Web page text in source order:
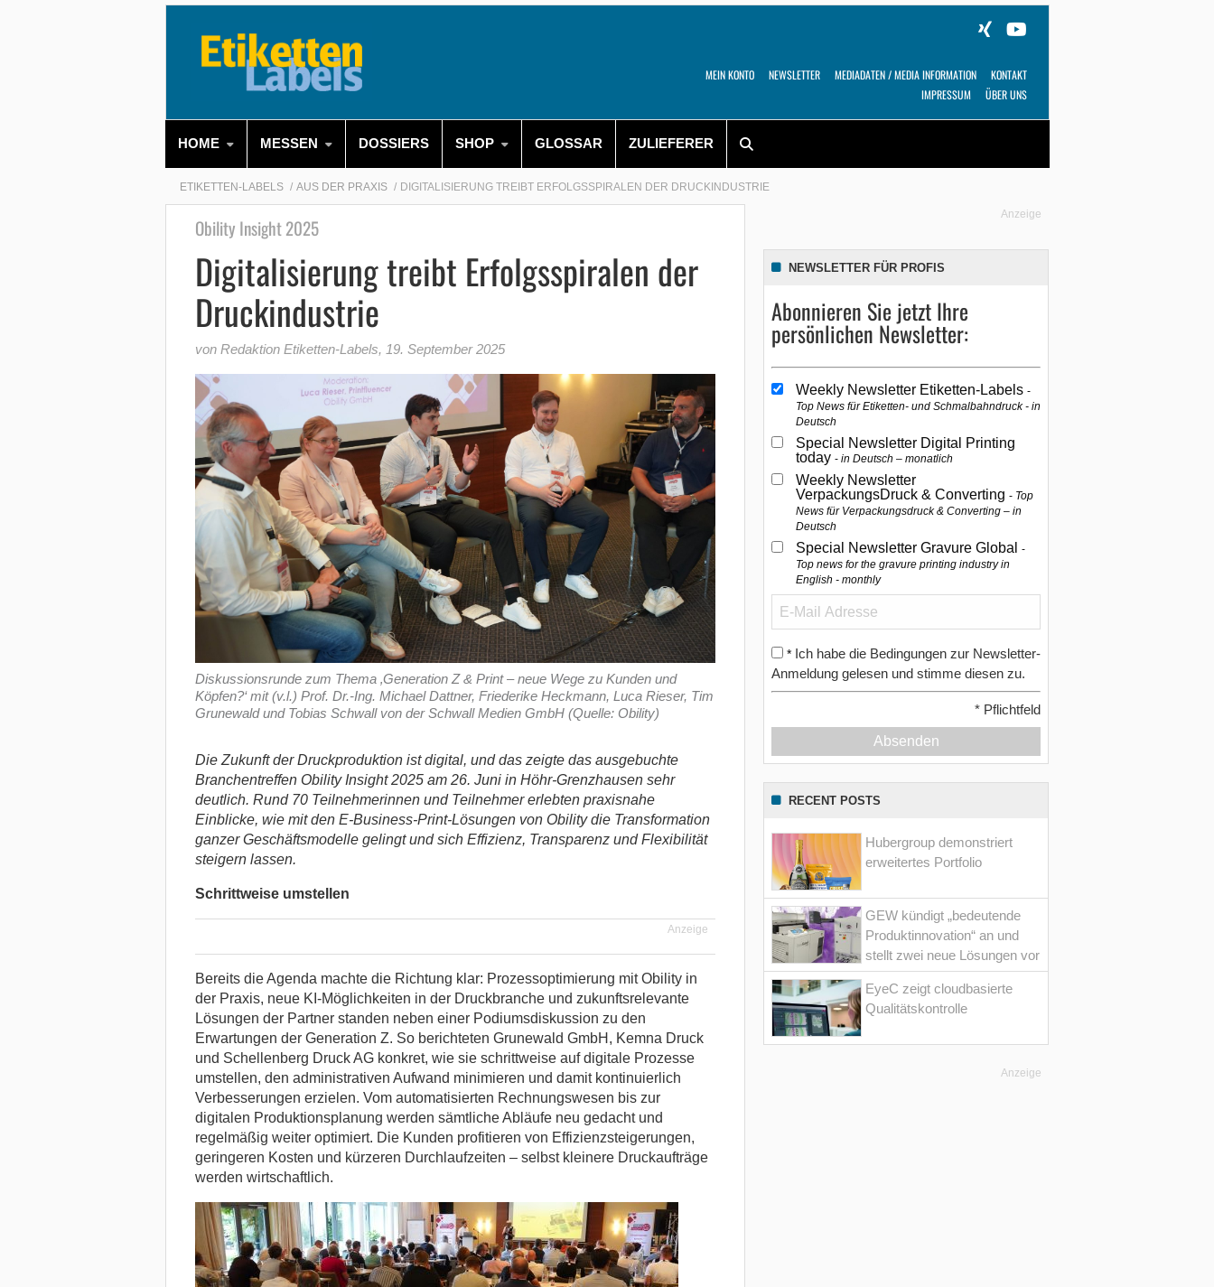
MEIN KONTO NEWSLETTER MEDIADATEN / MEDIA INFORMATION
KONTAKT
IMPRESSUM
ÜBER UNS
HOME MESSEN DOSSIERS SHOP GLOSSAR ZULIEFERER
ETIKETTEN-LABELS AUS DER PRAXIS DIGITALISIERUNG TREIBT ERFOLGSSPIRALEN DER DRUCKINDUSTRIE
Obility Insight 2025
Digitalisierung treibt Erfolgsspiralen der
Druckindustrie
von Redaktion Etiketten-Labels, 19. September 2025
Diskussionsrunde zum Thema ‚Generation Z & Print – neue Wege zu Kunden und
Köpfen?‘ mit (v.l.) Prof. Dr.-Ing. Michael Dattner, Friederike Heckmann, Luca Rieser, Tim
Grunewald und Tobias Schwall von der Schwall Medien GmbH (Quelle: Obility)
Die Zukunft der Druckproduktion ist digital, und das zeigte das ausgebuchte
Branchentreffen Obility Insight 2025 am 26. Juni in Höhr-Grenzhausen sehr
deutlich. Rund 70 Teilnehmerinnen und Teilnehmer erlebten praxisnahe
Einblicke, wie mit den E-Business-Print-Lösungen von Obility die Transformation
ganzer Geschäftsmodelle gelingt und sich Effizienz, Transparenz und Flexibilität
steigern lassen.
Schrittweise umstellen
Anzeige
Bereits die Agenda machte die Richtung klar: Prozessoptimierung mit Obility in
der Praxis, neue KI-Möglichkeiten in der Druckbranche und zukunftsrelevante
Lösungen der Partner standen neben einer Podiumsdiskussion zu den
Erwartungen der Generation Z. So berichteten Grunewald GmbH, Kemna Druck
und Schellenberg Druck AG konkret, wie sie schrittweise auf digitale Prozesse
umstellen, den administrativen Aufwand minimieren und damit kontinuierlich
Verbesserungen erzielen. Vom automatisierten Rechnungswesen bis zur
digitalen Produktionsplanung werden sämtliche Abläufe neu gedacht und
regelmäßig weiter optimiert. Die Kunden profitieren von Effizienzsteigerungen,
geringeren Kosten und kürzeren Durchlaufzeiten – selbst kleinere Druckaufträge
werden wirtschaftlich.
Anzeige
NEWSLETTER FÜR PROFIS
Abonnieren Sie jetzt Ihre
persönlichen Newsletter:
Weekly Newsletter Etiketten-Labels
Top News für Etiketten- und Schmalbahndruck - in
Deutsch
Special Newsletter Digital Printing
today in Deutsch – monatlich
Weekly Newsletter
VerpackungsDruck & Converting Top
News für Verpackungsdruck & Converting – in
Deutsch
Special Newsletter Gravure Global
Top news for the gravure printing industry in
English - monthly
* Ich habe die Bedingungen zur Newsletter-
Anmeldung gelesen und stimme diesen zu.
* Pflichtfeld
Absenden
RECENT POSTS
Hubergroup demonstriert
erweitertes Portfolio
GEW kündigt „bedeutende
Produktinnovation“ an und
stellt zwei neue Lösungen vor
EyeC zeigt cloudbasierte
Qualitätskontrolle
Anzeige